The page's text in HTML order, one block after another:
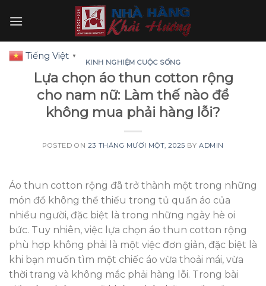
KINH NGHIỆM CUỘC SỐNG
Lựa chọn áo thun cotton rộng
cho nam nữ: Làm thế nào để
không mua phải hàng lỗi?
POSTED ON 23 THÁNG MƯỜI MỘT, 2025 BY ADMIN
Áo thun cotton rộng đã trở thành một trong những
món đồ không thể thiếu trong tủ quần áo của
nhiều người, đặc biệt là trong những ngày hè oi
bức. Tuy nhiên, việc lựa chọn áo thun cotton rộng
phù hợp không phải là một việc đơn giản, đặc biệt là
khi bạn muốn tìm một chiếc áo vừa thoải mái, vừa
thời trang và không mắc phải hàng lỗi. Trong bài
Tiếng Việt ▼